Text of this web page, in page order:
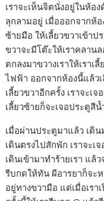
r
เราจะเห็นจิตนั่งอยู่ในห้อ
ลุกลามอยู่ เมื่อออกจากห้
ซ้ายมือ ให้เลี้ยวขวาเข้าป
ขวาจะมีโต๊ะให้เราคลาน
ตกลงมาขวางเราให้เรา
ไฟฟ้า ออกจากห้องนี้แล้ว
เลี้ยวขวาอีกครั้ง เราจะเ
เลี้ยวซ้ายก็จะเจอประตูสีน้
เมื่อผ่านประตูมาแล้ว เดิ
เดินตรงไปสักพัก เราจะเ
เดินเข้ามาทำร้ายเรา แล้
รีบกดให้ทัน ผีอารยาก็จะห
อยู่ทางขวามือ แต่เมื่อเรา